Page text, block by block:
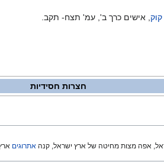
, אישים כרך ב', עמ' תצח- תקב.
חצרות חסידיות
אפה מצות מחיטה של ארץ ישראל, קנהאתרוגים